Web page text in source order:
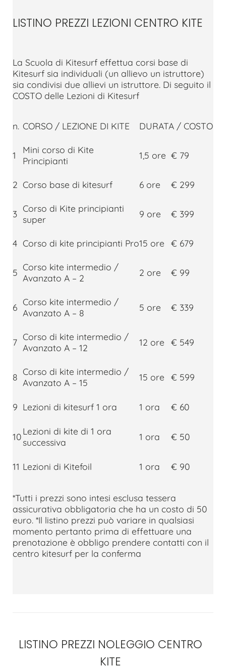
LISTINO PREZZI LEZIONI CENTRO KITE
La Scuola di Kitesurf effettua corsi base di
Kitesurf sia individuali (un allievo un istruttore)
sia condivisi due allievi un istruttore. Di seguito il
COSTO delle Lezioni di Kitesurf
n. CORSO / LEZIONE DI KITE DURATA / COSTO
1
Mini corso di Kite
Principianti
1,5 ore € 79
2 Corso base di kitesurf 6 ore € 299
3 Corso di Kite principianti
super
9 ore € 399
4 Corso di kite principianti Pro15 ore € 679
5 Corso kite intermedio /
Avanzato A – 2
2 ore € 99
6 Corso kite intermedio /
Avanzato A – 8
5 ore € 339
7 Corso di kite intermedio /
Avanzato A – 12
12 ore € 549
8 Corso di kite intermedio /
Avanzato A – 15
15 ore € 599
9 Lezioni di kitesurf 1 ora 1 ora € 60
10Lezioni di kite di 1 ora
successiva
1 ora € 50
11 Lezioni di Kitefoil 1 ora € 90
*Tutti i prezzi sono intesi esclusa tessera
assicurativa obbligatoria che ha un costo di 50
euro. *Il listino prezzi può variare in qualsiasi
momento pertanto prima di effettuare una
prenotazione è obbligo prendere contatti con il
centro kitesurf per la conferma
LISTINO PREZZI NOLEGGIO CENTRO
KITE